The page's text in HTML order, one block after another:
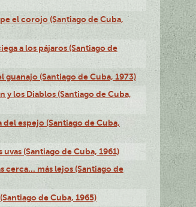
el corojo (Santiago de Cuba,
a los pájaros (Santiago de
guanajo (Santiago de Cuba, 1973)
y los Diablos (Santiago de Cuba,
del espejo (Santiago de Cuba,
uvas (Santiago de Cuba, 1961)
cerca... más lejos (Santiago de
de Cuba, 1965)